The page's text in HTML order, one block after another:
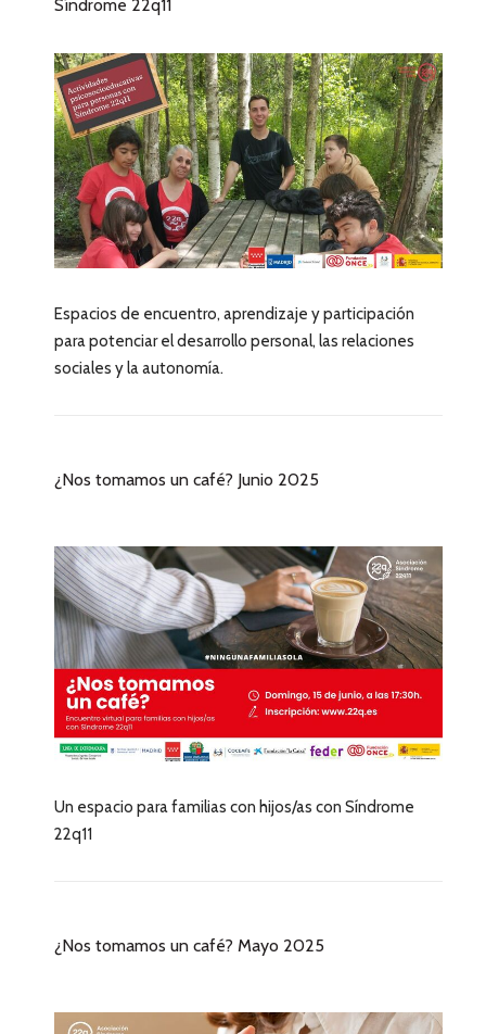
Síndrome 22q11
Espacios de encuentro, aprendizaje y participación
para potenciar el desarrollo personal, las relaciones
sociales y la autonomía.
¿Nos tomamos un café? Junio 2025
Un espacio para familias con hijos/as con Síndrome
22q11
¿Nos tomamos un café? Mayo 2025